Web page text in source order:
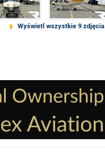
Wyświetl wszystkie 9 zdjęcia